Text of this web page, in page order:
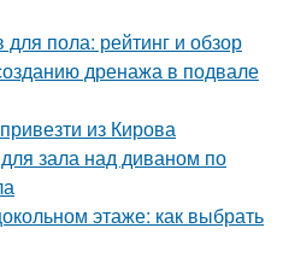
пола: рейтинг и обзор
дренажа в подвале
из Кирова
зала над диваном по
этаже: как выбрать